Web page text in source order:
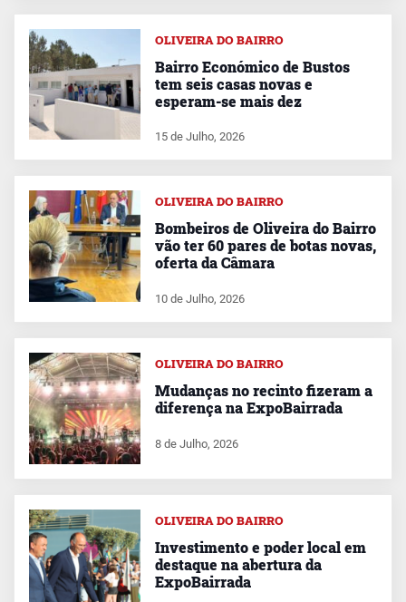
OLIVEIRA DO BAIRRO
Bairro Económico de Bustos
tem seis casas novas e
esperam-se mais dez
15 de Julho, 2026
OLIVEIRA DO BAIRRO
Bombeiros de Oliveira do Bairro
vão ter 60 pares de botas novas,
oferta da Câmara
10 de Julho, 2026
OLIVEIRA DO BAIRRO
Mudanças no recinto fizeram a
diferença na ExpoBairrada
8 de Julho, 2026
OLIVEIRA DO BAIRRO
Investimento e poder local em
destaque na abertura da
ExpoBairrada